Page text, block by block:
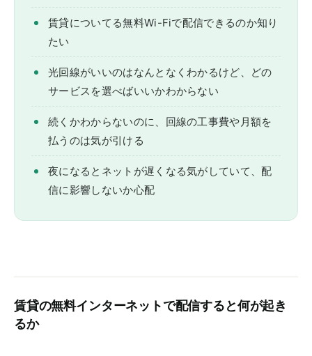
賃貸についてる無料Wi-Fiで配信できるのか知り
たい
光回線がいいのはなんとなくわかるけど、どの
サービスを選べばいいかわからない
続くかわからないのに、回線の工事費や月額を
払うのは気が引ける
夜になるとネットが遅くなる気がしていて、配
信に影響しないか心配
賃貸の無料インターネットで配信すると何が起き
るか